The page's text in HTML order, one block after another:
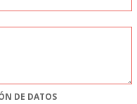
DE DATOS